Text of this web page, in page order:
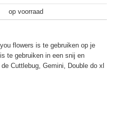
op voorraad
flowers is te gebruiken op je
te gebruiken in een snij en
Cuttlebug, Gemini, Double do xl